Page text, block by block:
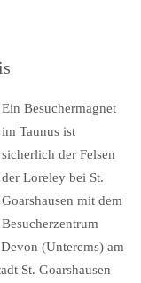
Ein Besuchermagnet
im Taunus ist
sicherlich der Felsen
der Loreley bei St.
Goarshausen mit dem
Besucherzentrum
(Unterems) am
St. Goarshausen